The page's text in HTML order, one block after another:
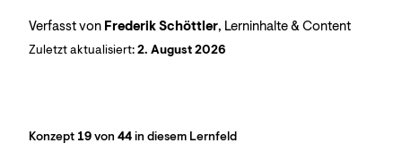
Verfasst von Frederik Schöttler, Lerninhalte & Content
Zuletzt aktualisiert:2. August 2026
Konzept 19von 44in diesem Lernfeld